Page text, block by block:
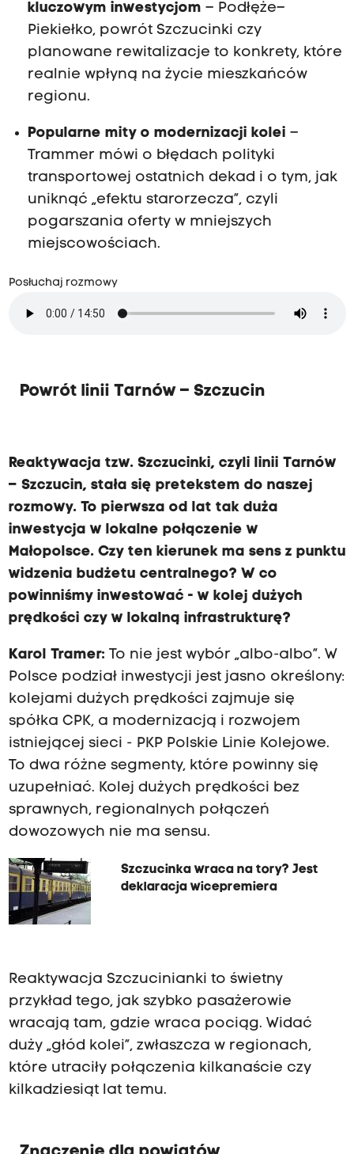
kluczowym inwestycjom – Podłęże–
Piekiełko, powrót Szczucinki czy
planowane rewitalizacje to konkrety, które
realnie wpłyną na życie mieszkańców
regionu.
Popularne mity o modernizacji kolei –
Trammer mówi o błędach polityki
transportowej ostatnich dekad i o tym, jak
uniknąć „efektu starorzecza”, czyli
pogarszania oferty w mniejszych
miejscowościach.
Posłuchaj rozmowy
Powrót linii Tarnów – Szczucin
Reaktywacja tzw. Szczucinki, czyli linii Tarnów
– Szczucin, stała się pretekstem do naszej
rozmowy. To pierwsza od lat tak duża
inwestycja w lokalne połączenie w
Małopolsce. Czy ten kierunek ma sens z punktu
widzenia budżetu centralnego? W co
powinniśmy inwestować - w kolej dużych
prędkości czy w lokalną infrastrukturę?
Karol Tramer: To nie jest wybór „albo-albo”. W
Polsce podział inwestycji jest jasno określony:
kolejami dużych prędkości zajmuje się
spółka CPK, a modernizacją i rozwojem
istniejącej sieci - PKP Polskie Linie Kolejowe.
To dwa różne segmenty, które powinny się
uzupełniać. Kolej dużych prędkości bez
sprawnych, regionalnych połączeń
dowozowych nie ma sensu.
Szczucinka wraca na tory? Jest
deklaracja wicepremiera
Reaktywacja Szczucinianki to świetny
przykład tego, jak szybko pasażerowie
wracają tam, gdzie wraca pociąg. Widać
duży „głód kolei”, zwłaszcza w regionach,
które utraciły połączenia kilkanaście czy
kilkadziesiąt lat temu.